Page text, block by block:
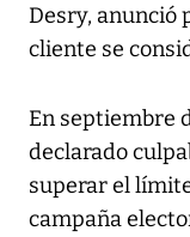
Desry, anunció
cliente se
En septiembre
declarado
superar el
campaña